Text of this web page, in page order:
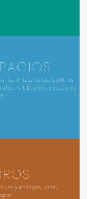
Galerías, Salas, Centros
Art Dealers y espacios
y ensayos, Arte,